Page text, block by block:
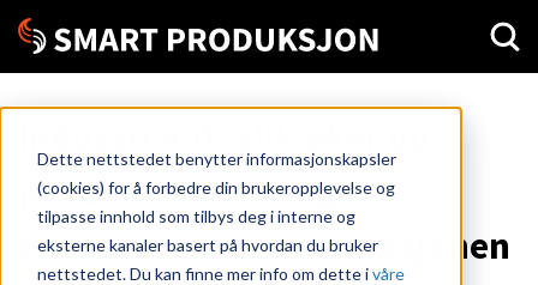
Dette nettstedet benytter informasjonskapsler
(cookies) for å forbedre din brukeropplevelse og
tilpasse innhold som tilbys deg i interne og
eksterne kanaler basert på hvordan du bruker
nettstedet. Du kan finne mer info om dette ivåre
produktiviteten og
effektiviteten i produksjonen